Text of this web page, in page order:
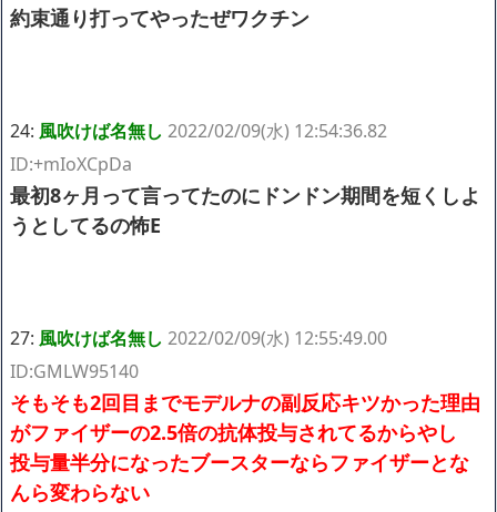
約束通り打ってやったぜワクチン
24: 風吹けば名無し 2022/02/09(水) 12:54:36.82
ID:+mIoXCpDa
最初8ヶ月って言ってたのにドンドン期間を短くしよ
うとしてるの怖E
27: 風吹けば名無し 2022/02/09(水) 12:55:49.00
ID:GMLW95140
そもそも2回目までモデルナの副反応キツかった理由
がファイザーの2.5倍の抗体投与されてるからやし
投与量半分になったブースターならファイザーとな
んら変わらない